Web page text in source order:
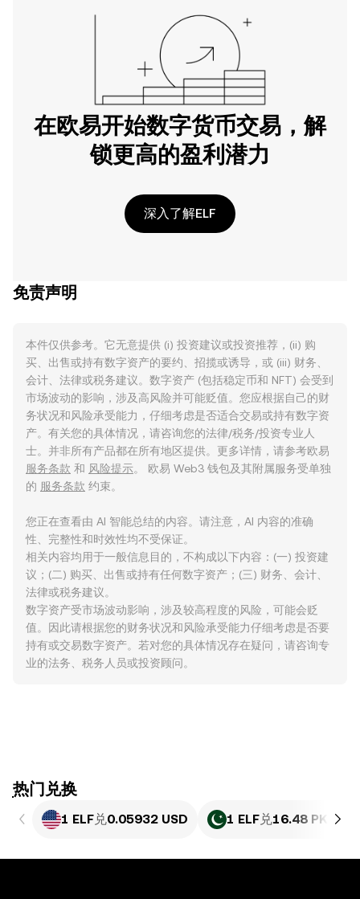
在欧易开始数字货币交易，解
锁更高的盈利潜力
深入了解ELF
免责声明
本件仅供参考。它无意提供 (i) 投资建议或投资推荐，(ii) 购
买、出售或持有数字资产的要约、招揽或诱导，或 (iii) 财务、
会计、法律或税务建议。数字资产 (包括稳定币和 NFT) 会受到
市场波动的影响，涉及高风险并可能贬值。您应根据自己的财
务状况和风险承受能力，仔细考虑是否适合交易或持有数字资
产。有关您的具体情况，请咨询您的法律/税务/投资专业人
士。并非所有产品都在所有地区提供。更多详情，请参考欧易
服务条款 和 风险提示。 欧易 Web3 钱包及其附属服务受单独
的 服务条款 约束。
您正在查看由 AI 智能总结的内容。请注意，AI 内容的准确
性、完整性和时效性均不受保证。
相关内容均用于一般信息目的，不构成以下内容：(一) 投资建
议；(二) 购买、出售或持有任何数字资产；(三) 财务、会计、
法律或税务建议。
数字资产受市场波动影响，涉及较高程度的风险，可能会贬
值。因此请根据您的财务状况和风险承受能力仔细考虑是否要
持有或交易数字资产。若对您的具体情况存在疑问，请咨询专
业的法务、税务人员或投资顾问。
ִִִִִִִִִִִִִִִִִִִִִִִִִִִִִִִִִִִִִִִִִִִִִִִִ热门兑换
1 ELF兑0.05932 USD 1 ELF兑16.48 PKR